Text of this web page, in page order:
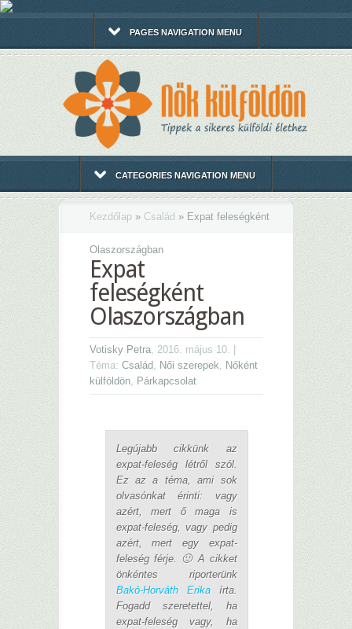
PAGES NAVIGATION MENU
CATEGORIES NAVIGATION MENU
Kezdőlap » Család » Expat feleségként
Olaszországban
Expat
feleségként
Olaszországban
Votisky Petra, 2016. május 10. |
Téma: Család, Női szerepek, Nőként
külföldön, Párkapcsolat
Legújabb cikkünk az
expat-feleség létről szól.
Ez az a téma, ami sok
olvasónkat érinti: vagy
azért, mert ő maga is
expat-feleség, vagy pedig
azért, mert egy expat-
feleség férje. 🙂 A cikket
önkéntes riporterünk
Bakó-Horváth Erikaírta.
Fogadd szeretettel, ha
expat-feleség vagy, ha